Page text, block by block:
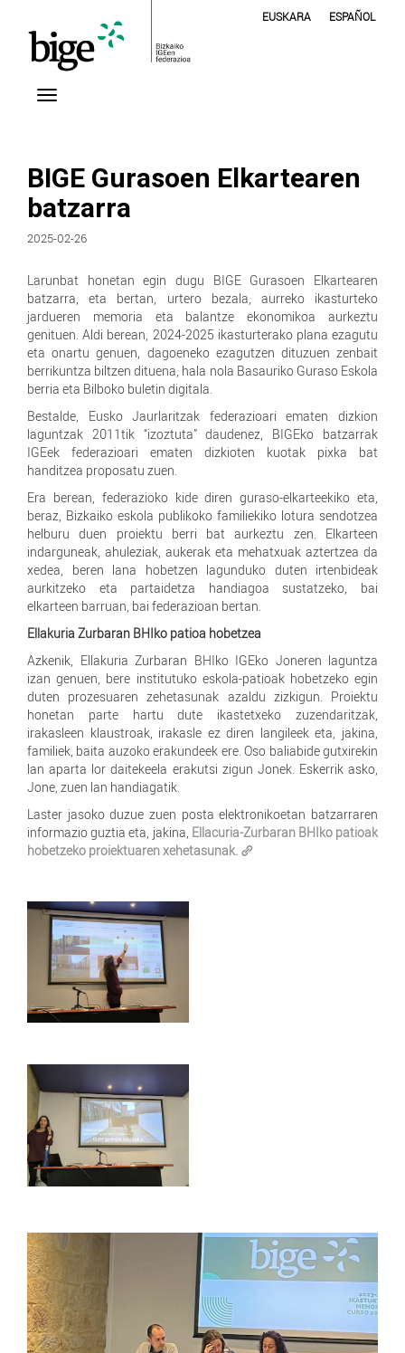
EUSKARA ESPAÑOL
BIGE Gurasoen Elkartearen
batzarra
2025-02-26
Larunbat honetan egin dugu BIGE Gurasoen Elkartearen
batzarra, eta bertan, urtero bezala, aurreko ikasturteko
jardueren memoria eta balantze ekonomikoa aurkeztu
genituen. Aldi berean, 2024-2025 ikasturterako plana ezagutu
eta onartu genuen, dagoeneko ezagutzen dituzuen zenbait
berrikuntza biltzen dituena, hala nola Basauriko Guraso Eskola
berria eta Bilboko buletin digitala.
Bestalde, Eusko Jaurlaritzak federazioari ematen dizkion
laguntzak 2011tik “izoztuta” daudenez, BIGEko batzarrak
IGEek federazioari ematen dizkioten kuotak pixka bat
handitzea proposatu zuen.
Era berean, federazioko kide diren guraso-elkarteekiko eta,
beraz, Bizkaiko eskola publikoko familiekiko lotura sendotzea
helburu duen proiektu berri bat aurkeztu zen. Elkarteen
indarguneak, ahuleziak, aukerak eta mehatxuak aztertzea da
xedea, beren lana hobetzen lagunduko duten irtenbideak
aurkitzeko eta partaidetza handiagoa sustatzeko, bai
elkarteen barruan, bai federazioan bertan.
Ellakuria Zurbaran BHIko patioa hobetzea
Azkenik, Ellakuria Zurbaran BHIko IGEko Joneren laguntza
izan genuen, bere institutuko eskola-patioak hobetzeko egin
duten prozesuaren zehetasunak azaldu zizkigun. Proiektu
honetan parte hartu dute ikastetxeko zuzendaritzak,
irakasleen klaustroak, irakasle ez diren langileek eta, jakina,
familiek, baita auzoko erakundeek ere. Oso baliabide gutxirekin
lan aparta lor daitekeela erakutsi zigun Jonek. Eskerrik asko,
Jone, zuen lan handiagatik.
Laster jasoko duzue zuen posta elektronikoetan batzarraren
informazio guztia eta, jakina, Ellacuria-Zurbaran BHIko patioak
hobetzeko proiektuaren xehetasunak.